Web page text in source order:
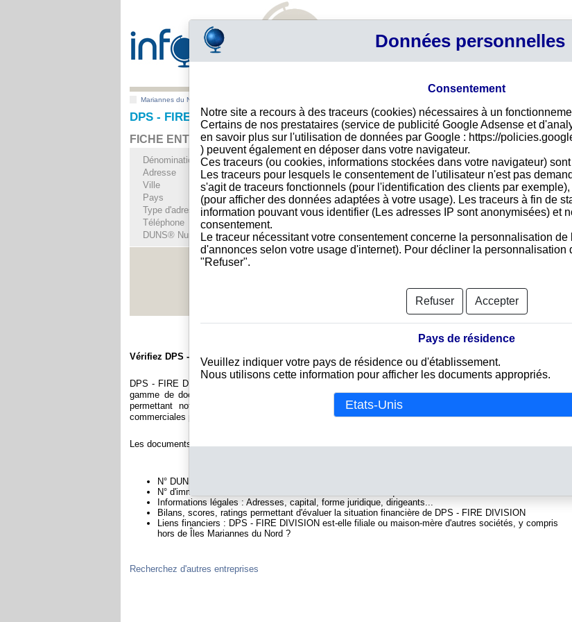
Mariannes du Nord
DPS - FIRE DIVISION, TINIAN
FICHE ENTREPRISE
Dénomination
DPS - FIRE DIVISION
Adresse
SAN JOSE
Ville
TINIAN
Pays
Mariannes du Nord
Type d'adresse
Adresse unique
Téléphone
+1-670 67--------
DUNS® Number
85-------
Vérifiez DPS - FIRE DIVISION
DPS - FIRE DIVISION est immatriculée au registre du commerce . Info-clipper.com vous propose une large
gamme de documents et de rapports contenant d'une part des informations issues des données légales
permettant notamment de constituer l'équivalent d'un Kbis et d'autres part des analyses et enquêtes
commerciales permettant d'évaluer la fiabilité et la solvabilité de cette entreprise.
Les documents sur DPS - FIRE DIVISION contiennent des informations telles que :
N° DUNS : Ce N° est un SIRET international permettant d'identifier chaque société
N° d'immatriculation aux Îles Mariannes du Nord : C'est l'équivalent du SIREN
Informations légales : Adresses, capital, forme juridique, dirigeants...
Bilans, scores, ratings permettant d'évaluer la situation financière de DPS - FIRE DIVISION
Liens financiers : DPS - FIRE DIVISION est-elle filiale ou maison-mère d'autres sociétés, y compris
hors de Îles Mariannes du Nord ?
Recherchez d'autres entreprises
Données personnelles
Consentement
Notre site a recours à des traceurs (cookies) nécessaires à un
Certains de nos prestataires (service de publicité Google Adsense et
en savoir plus sur l'utilisation de données par Google : https://
) peuvent également en déposer dans votre navigateur.
Ces traceurs (ou cookies, informations stockées dans votre navigateur)
Les traceurs pour lesquels le consentement de l'utilisateur n'est pas
s'agit de traceurs fonctionnels (pour l'identification des clients par
(pour afficher des données adaptées à votre usage). Les traceurs à fin de
information pouvant vous identifier (Les adresses IP sont anonymisées) et
consentement.
Le traceur nécessitant votre consentement concerne la personnalisation
d'annonces selon votre usage d'internet). Pour décliner la personnalisation
"Refuser".
Refuser Accepter
Pays de résidence
Veuillez indiquer votre pays de résidence ou d'établissement.
Nous utilisons cette information pour afficher les documents appropriés.